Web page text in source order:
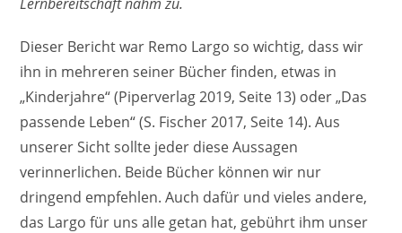
Dieser Bericht war Remo Largo so wichtig, dass wir
ihn in mehreren seiner Bücher finden, etwas in
„Kinderjahre“ (Piperverlag 2019, Seite 13) oder „Das
passende Leben“ (S. Fischer 2017, Seite 14). Aus
unserer Sicht sollte jeder diese Aussagen
verinnerlichen. Beide Bücher können wir nur
dringend empfehlen. Auch dafür und vieles andere,
das Largo für uns alle getan hat, gebührt ihm unser